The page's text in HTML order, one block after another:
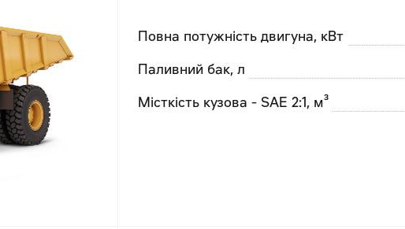
Повна потужність двигуна, кВт
Паливний бак, л
Місткість кузова - SAE 2:1, м³